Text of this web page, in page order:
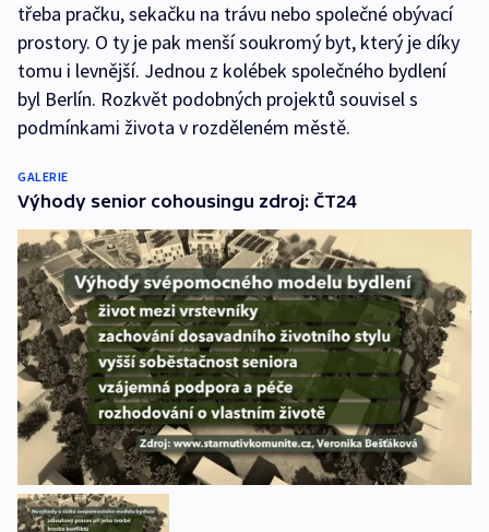
třeba pračku, sekačku na trávu nebo společné obývací
prostory. O ty je pak menší soukromý byt, který je díky
tomu i levnější. Jednou z kolébek společného bydlení
byl Berlín. Rozkvět podobných projektů souvisel s
podmínkami života v rozděleném městě.
GALERIE
Výhody senior cohousingu zdroj: ČT24